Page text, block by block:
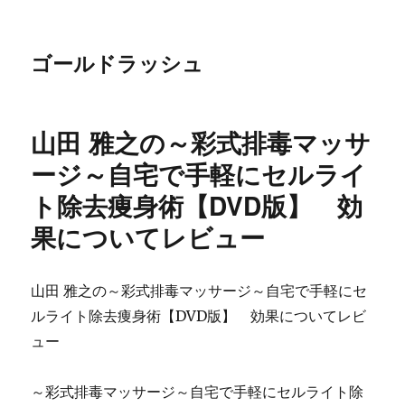
ゴールドラッシュ
山田 雅之の～彩式排毒マッサ
ージ～自宅で手軽にセルライ
ト除去痩身術【DVD版】 効
果についてレビュー
山田 雅之の～彩式排毒マッサージ～自宅で手軽にセ
ルライト除去痩身術【DVD版】 効果についてレビ
ュー
～彩式排毒マッサージ～自宅で手軽にセルライト除